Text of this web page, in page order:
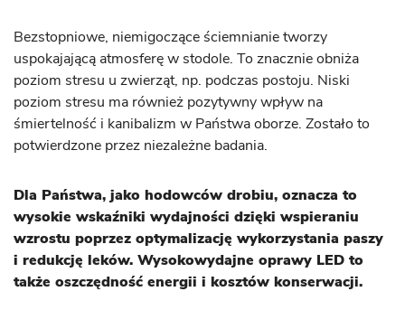
Bezstopniowe, niemigoczące ściemnianie tworzy
uspokajającą atmosferę w stodole. To znacznie obniża
poziom stresu u zwierząt, np. podczas postoju. Niski
poziom stresu ma również pozytywny wpływ na
śmiertelność i kanibalizm w Państwa oborze. Zostało to
potwierdzone przez niezależne badania.
Dla Państwa, jako hodowców drobiu, oznacza to
wysokie wskaźniki wydajności dzięki wspieraniu
wzrostu poprzez optymalizację wykorzystania paszy
i redukcję leków. Wysokowydajne oprawy LED to
także oszczędność energii i kosztów konserwacji.